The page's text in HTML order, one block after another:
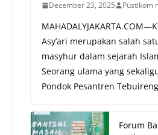
December 23, 2025 Pustikom
Asy’ari merupakan salah
masyhur dalam sejarah
Seorang ulama yang
Pondok Pesantren
Forum